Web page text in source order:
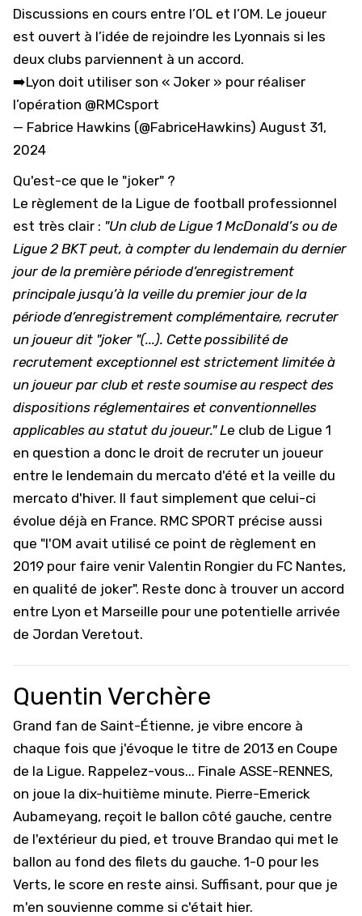
Discussions en cours entre l’OL et l’OM. Le joueur
est ouvert à l’idée de rejoindre les Lyonnais si les
deux clubs parviennent à un accord.
➡️Lyon doit utiliser son « Joker » pour réaliser
l’opération @RMCsport
— Fabrice Hawkins (@FabriceHawkins) August 31,
2024
Qu'est-ce que le "joker" ?
Le règlement de la Ligue de football professionnel
est très clair : "Un club de Ligue 1 McDonald’s ou de
Ligue 2 BKT peut, à compter du lendemain du dernier
jour de la première période d’enregistrement
principale jusqu’à la veille du premier jour de la
période d’enregistrement complémentaire, recruter
un joueur dit "joker "(...). Cette possibilité de
recrutement exceptionnel est strictement limitée à
un joueur par club et reste soumise au respect des
dispositions réglementaires et conventionnelles
applicables au statut du joueur." Le club de Ligue 1
en question a donc le droit de recruter un joueur
entre le lendemain du mercato d'été et la veille du
mercato d'hiver. Il faut simplement que celui-ci
évolue déjà en France. RMC SPORT précise aussi
que "l'OM avait utilisé ce point de règlement en
2019 pour faire venir Valentin Rongier du FC Nantes,
en qualité de joker". Reste donc à trouver un accord
entre Lyon et Marseille pour une potentielle arrivée
de Jordan Veretout.
Quentin Verchère
Grand fan de Saint-Étienne, je vibre encore à
chaque fois que j'évoque le titre de 2013 en Coupe
de la Ligue. Rappelez-vous... Finale ASSE-RENNES,
on joue la dix-huitième minute. Pierre-Emerick
Aubameyang, reçoit le ballon côté gauche, centre
de l'extérieur du pied, et trouve Brandao qui met le
ballon au fond des filets du gauche. 1-0 pour les
Verts, le score en reste ainsi. Suffisant, pour que je
m'en souvienne comme si c'était hier.